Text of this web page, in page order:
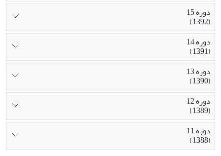
دوره 15
(1392)
دوره 14
(1391)
دوره 13
(1390)
دوره 12
(1389)
دوره 11
(1388)